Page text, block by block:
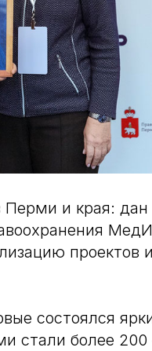
и края: дан
проектов
состоялся
стали более 200